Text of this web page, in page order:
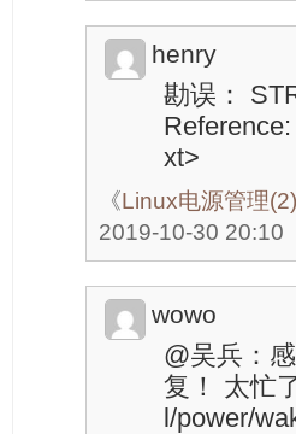
henry
勘误：
xt>
《Linux电源管理
2019-10-30 20:10
wowo
@吴兵：
复！ 太忙
l/power/